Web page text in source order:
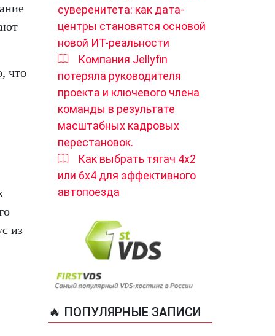
что
из
суверенитета: как дата-
центры становятся основой
новой ИТ-реальности
Компания Jellyfin
потеряла руководителя
проекта и ключевого члена
команды в результате
масштабных кадровых
перестановок.
Как выбрать тягач 4х2
или 6х4 для эффективного
автопоезда
🔥 ПОПУЛЯРНЫЕ ЗАПИСИ